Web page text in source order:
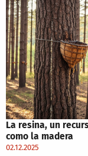
La resina, un
como la madera
02.12.2025